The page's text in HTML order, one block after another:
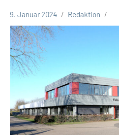
Leopoldshöhe
9. Januar 2024 Redaktion